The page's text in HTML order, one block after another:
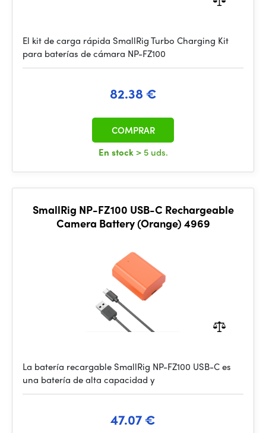
El kit de carga rápida SmallRig Turbo Charging Kit
para baterías de cámara NP-FZ100
82.38 €
En stock > 5 uds.
COMPRAR
SmallRig NP-FZ100 USB-C Rechargeable
Camera Battery (Orange) 4969
La batería recargable SmallRig NP-FZ100 USB-C es
una batería de alta capacidad y
47.07 €